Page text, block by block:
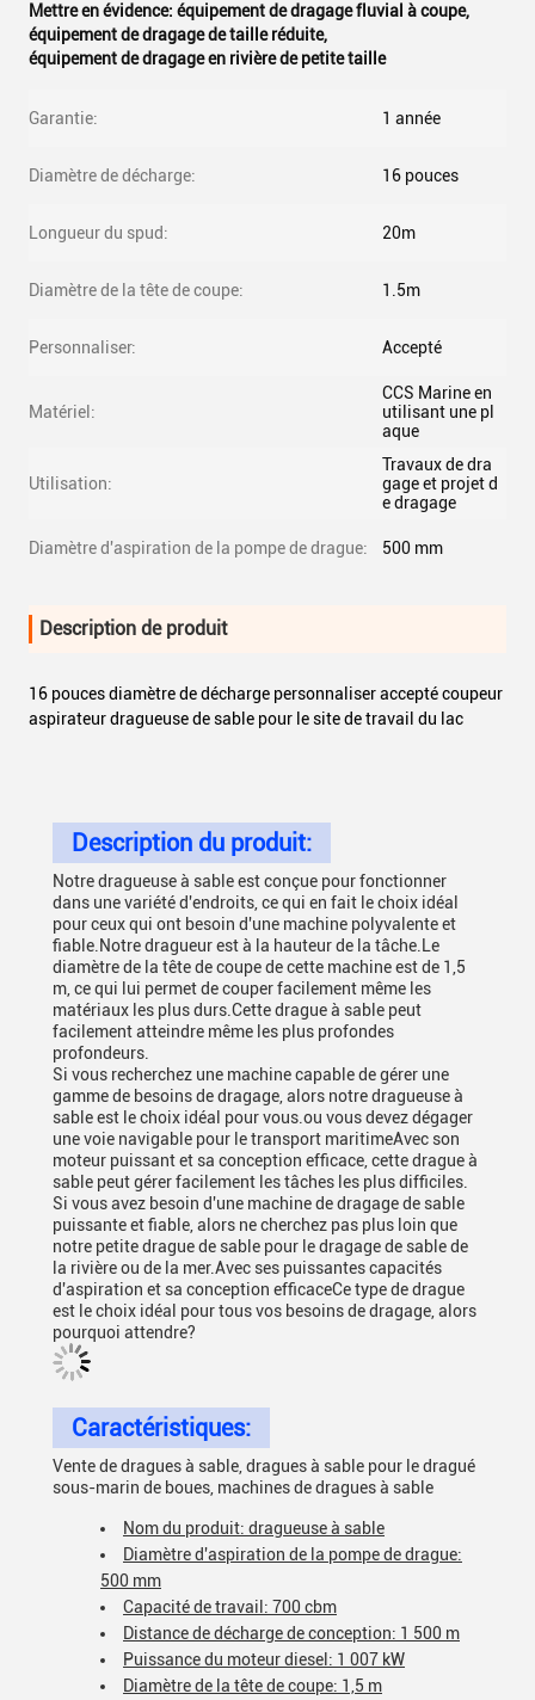
Mettre en évidence: équipement de dragage fluvial à coupe,
équipement de dragage de taille réduite,
équipement de dragage en rivière de petite taille
Garantie: 1 année
Diamètre de décharge: 16 pouces
Longueur du spud: 20m
Diamètre de la tête de coupe: 1.5m
Personnaliser: Accepté
Matériel:
CCS Marine en
utilisant une pl
aque
Utilisation:
Travaux de dra
gage et projet d
e dragage
Diamètre d'aspiration de la pompe de drague: 500 mm
Description de produit
16 pouces diamètre de décharge personnaliser accepté coupeur
aspirateur dragueuse de sable pour le site de travail du lac
Description du produit:
Notre dragueuse à sable est conçue pour fonctionner
dans une variété d'endroits, ce qui en fait le choix idéal
pour ceux qui ont besoin d'une machine polyvalente et
fiable.Notre dragueur est à la hauteur de la tâche.Le
diamètre de la tête de coupe de cette machine est de 1,5
m, ce qui lui permet de couper facilement même les
matériaux les plus durs.Cette drague à sable peut
facilement atteindre même les plus profondes
profondeurs.
Si vous recherchez une machine capable de gérer une
gamme de besoins de dragage, alors notre dragueuse à
sable est le choix idéal pour vous.ou vous devez dégager
une voie navigable pour le transport maritimeAvec son
moteur puissant et sa conception efficace, cette drague à
sable peut gérer facilement les tâches les plus difficiles.
Si vous avez besoin d'une machine de dragage de sable
puissante et fiable, alors ne cherchez pas plus loin que
notre petite drague de sable pour le dragage de sable de
la rivière ou de la mer.Avec ses puissantes capacités
d'aspiration et sa conception efficaceCe type de drague
est le choix idéal pour tous vos besoins de dragage, alors
pourquoi attendre?
Caractéristiques:
Vente de dragues à sable, dragues à sable pour le dragué
sous-marin de boues, machines de dragues à sable
Nom du produit: dragueuse à sable
Diamètre d'aspiration de la pompe de drague:
500 mm
Capacité de travail: 700 cbm
Distance de décharge de conception: 1 500 m
Puissance du moteur diesel: 1 007 kW
Diamètre de la tête de coupe: 1,5 m